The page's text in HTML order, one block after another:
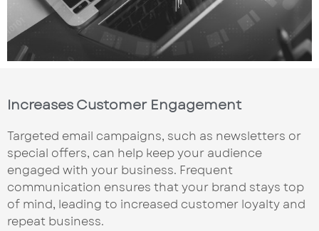
Increases Customer Engagement
Targeted email campaigns, such as newsletters or
special offers, can help keep your audience
engaged with your business. Frequent
communication ensures that your brand stays top
of mind, leading to increased customer loyalty and
repeat business.